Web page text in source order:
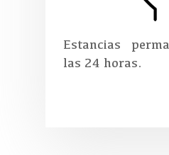
Estancias
las 24 horas.